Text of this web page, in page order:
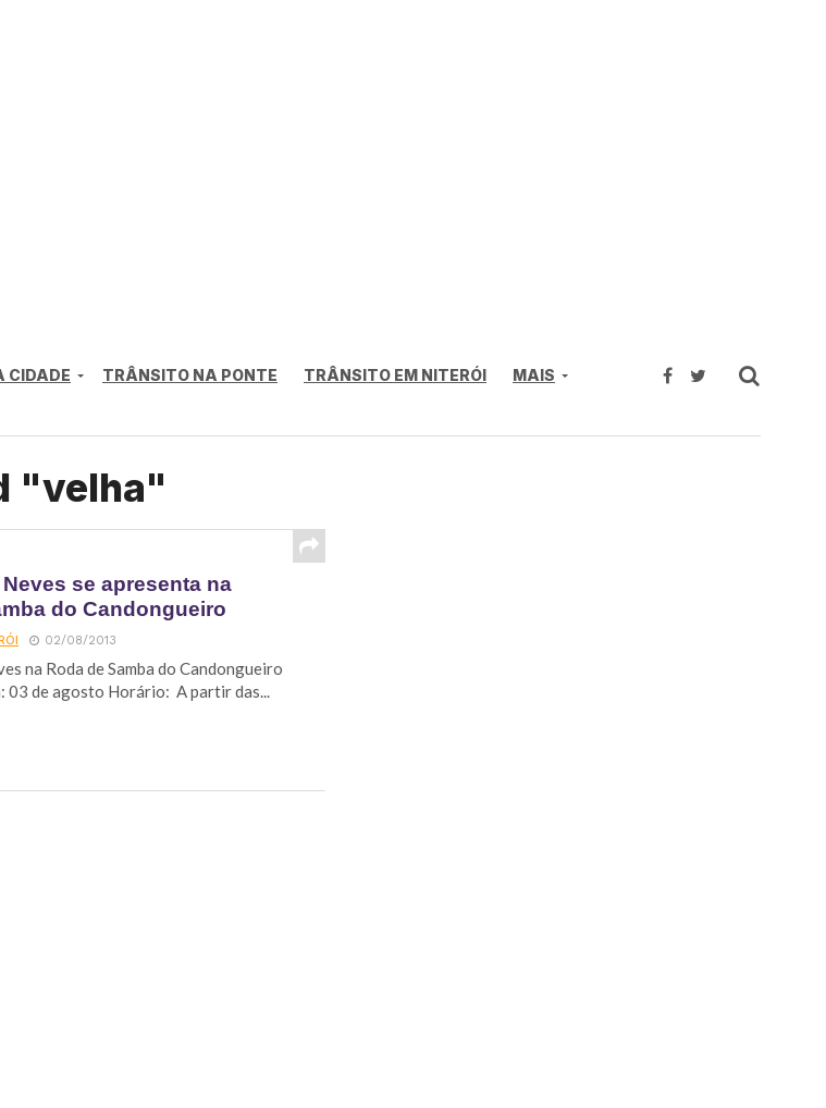
CIDADE TRÂNSITO NA PONTE TRÂNSITO EM NITERÓI MAIS
"velha"
se apresenta na
do Candongueiro
02/08/2013
na Roda de Samba do Candongueiro
03 de agosto Horário: A partir das...